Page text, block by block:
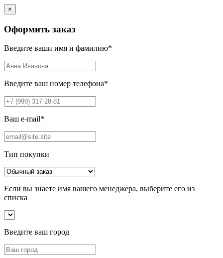
×
Оформить заказ
Введите ваши имя и фамилию*
Введите ваш номер телефона*
Ваш e-mail*
Тип покупки
Если вы знаете имя вашего менеджера, выберите его из
списка
Введите ваш город